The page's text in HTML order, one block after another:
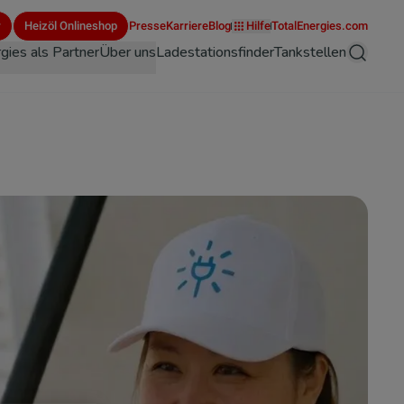
als PartnerÜber unsLadestationsfinderTankstellen Suche
Heizöl Onlineshop PresseKarriereBlog HilfeTotalEnergies.com